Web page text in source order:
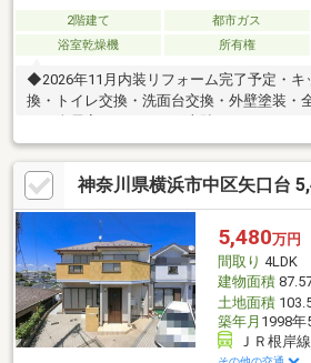
2階建て 都市ガス
浴室乾燥機
所有権
◆2026年11月内装リフォーム完了予定・キ
換・トイレ交換・洗面台交換・外壁塗装・
ロアリ点検・給湯器交換・建具交換・ハウ
神奈川県横浜市中区矢口台
5,480万円
間取り 4LDK
建物面積
土地面積
築年月 1998年
ＪＲ根岸